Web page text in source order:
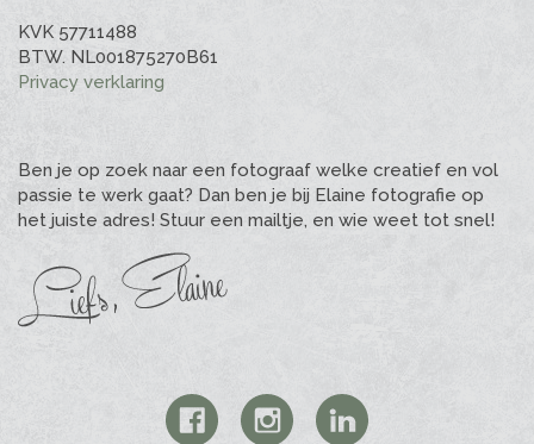
KVK 57711488
BTW. NL001875270B61
Privacy verklaring
Ben je op zoek naar een fotograaf welke creatief en vol
passie te werk gaat? Dan ben je bij Elaine fotografie op
het juiste adres! Stuur een mailtje, en wie weet tot snel!